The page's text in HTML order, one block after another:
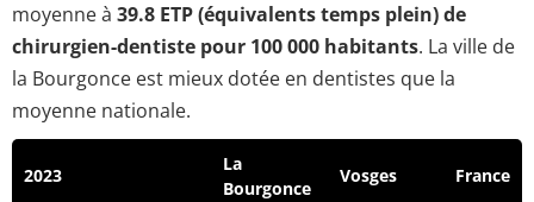
moyenne à 39.8 ETP (équivalents temps plein) de
chirurgien-dentiste pour 100 000 habitants. La ville de
la Bourgonce est mieux dotée en dentistes que la
moyenne nationale.
2023
La
Bourgonce
Vosges France